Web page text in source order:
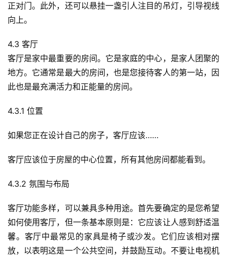
接
正对门。此外，还可以悬挂一盏引人注目的吊灯，引导视线
向上。
4.3 客厅
客厅是家中最重要的房间。它是家庭的中心，是家人团聚的
地方。它通常是最大的房间，也是您接待客人的第一站，因
此也是最充满活力和正能量的房间。
4.3.1 位置
如果您正在设计自己的房子，客厅应该……
客厅应该位于房屋的中心位置，所有其他房间都能看到。
4.3.2 氛围与布局
客厅功能多样，可以兼具多种用途。首先要确定的是您希望
如何使用客厅，但一条基本原则是：它应该让人感到舒适温
馨。客厅中最常见的家具是椅子或沙发。它们应该相对摆
放，以表明这是一个公共空间，并鼓励互动。不要让电视机